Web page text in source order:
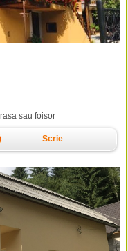
sau foisor
Scrie